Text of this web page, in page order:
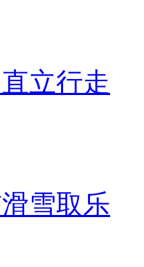
立行走
雪取乐